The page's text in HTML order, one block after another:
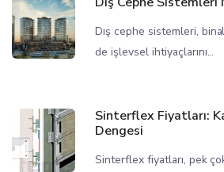
Dış cephe sistemleri,
de işlevsel ihtiyaçlarını...
Sinterflex Fiyatları:
Dengesi
Sinterflex fiyatları, pek